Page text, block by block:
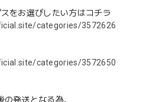
をお選びしたい方はコチラ
categories/3572626
categories/3572650
発送となる為、